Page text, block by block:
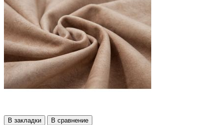
В закладки В сравнение